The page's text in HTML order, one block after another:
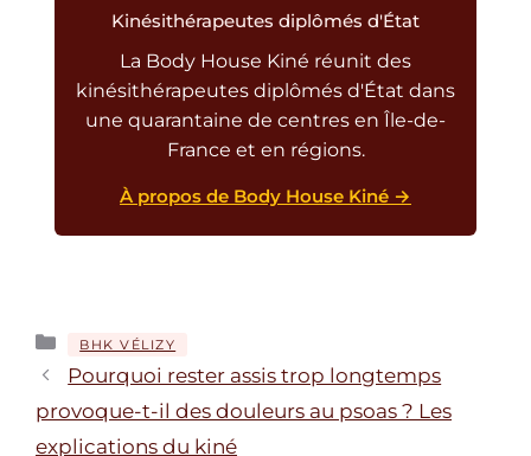
Kinésithérapeutes diplômés d'État
La Body House Kiné réunit des
kinésithérapeutes diplômés d'État dans
une quarantaine de centres en Île-de-
France et en régions.
À propos de Body House Kiné →
Catégories
BHK VÉLIZY
Pourquoi rester assis trop longtemps
provoque-t-il des douleurs au psoas ? Les
explications du kiné